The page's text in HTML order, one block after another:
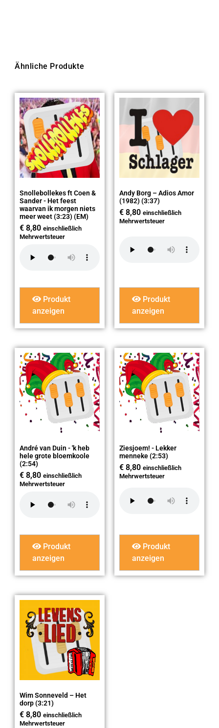
Ähnliche Produkte
Snollebollekes ft Coen &
Sander - Het feest
waarvan ik morgen niets
meer weet (3:23) (EM)
€ 8,80 einschließlich
Mehrwertsteuer
Produkt
anzeigen
Andy Borg – Adios Amor
(1982) (3:37)
€ 8,80 einschließlich
Mehrwertsteuer
Produkt
anzeigen
André van Duin - 'k heb
hele grote bloemkoole
(2:54)
€ 8,80 einschließlich
Mehrwertsteuer
Produkt
anzeigen
Ziesjoem! - Lekker
menneke (2:53)
€ 8,80 einschließlich
Mehrwertsteuer
Produkt
anzeigen
Wim Sonneveld – Het
dorp (3:21)
€ 8,80 einschließlich
Mehrwertsteuer